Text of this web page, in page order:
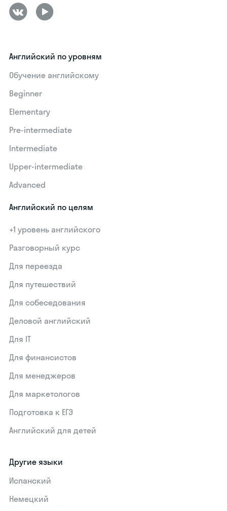
Английский по уровням
Обучение английскому
Beginner
Elementary
Pre-intermediate
Intermediate
Upper-intermediate
Advanced
Английский по целям
+1 уровень английского
Разговорный курс
Для переезда
Для путешествий
Для собеседования
Деловой английский
Для IT
Для финансистов
Для менеджеров
Для маркетологов
Подготовка к ЕГЭ
Английский для детей
Другие языки
Испанский
Немецкий